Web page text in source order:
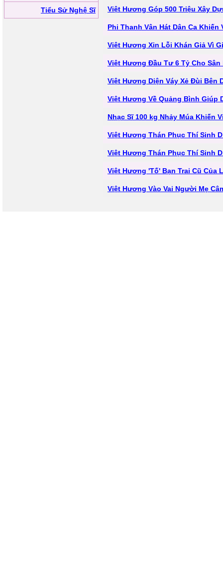
Tiểu Sử Nghệ Sĩ Việt Hương Góp 500 Triệu Xây
Phi Thanh Vân Hát Dân Ca
Việt Hương Xin Lỗi Khán Giả Vì
Việt Hương Đầu Tư 6 Tỷ Cho
Việt Hương Diện Váy Xẻ Đùi Bên
Việt Hương Về Quảng Bình Giúp
Nhạc Sĩ 100 kg Nhảy Múa Khiến
Việt Hương Thán Phục Thí Sinh
Việt Hương Thán Phục Thí Sinh
Việt Hương 'Tố' Bạn Trai Cũ Của
Việt Hương Vào Vai Người Mẹ